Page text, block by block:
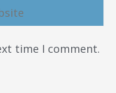
time I comment.